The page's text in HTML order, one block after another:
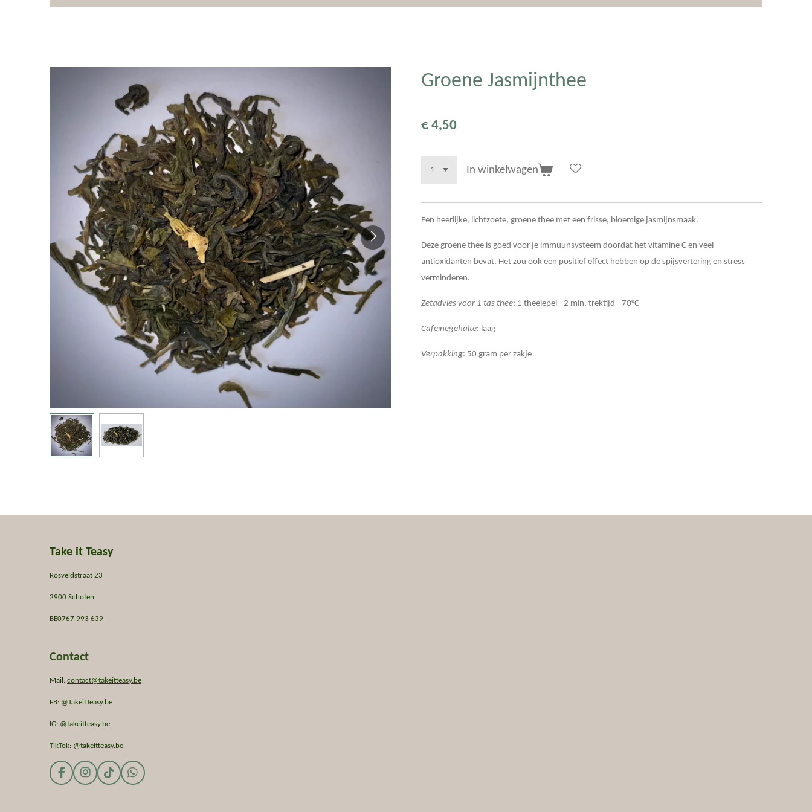
Groene Jasmijnthee
€ 4,50
In winkelwagen
Een heerlijke, lichtzoete, groene thee met een frisse, bloemige jasmijnsmaak.
Deze groene thee is goed voor je immuunsysteem doordat het vitamine C en veel
antioxidanten bevat. Het zou ook een positief effect hebben op de spijsvertering en stress
verminderen.
Zetadvies voor 1 tas thee: 1 theelepel - 2 min. trektijd - 70°C
Cafeïnegehalte: laag
Verpakking: 50 gram per zakje
Take it Teasy
Rosveldstraat 23
2900 Schoten
BE0767 993 639
Contact
Mail: contact@takeitteasy.be
FB: @TakeitTeasy.be
IG: @takeitteasy.be
TikTok: @takeitteasy.be
F
a
I
n
T
i
W
h